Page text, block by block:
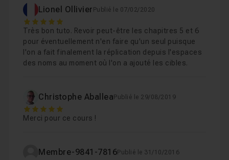
questions !
Remarque : Les vidéos sont tournées sur un iMac 5K
donc pour votre confort oculaire, je vous recommande
de visualiser ces vidéos sur un écran d'ordinateur. En
d'optimiser la bande passante des serveurs mais
également des clients. Il est tout à fait possible de les
visualiser sur une tablette ou sur un smartphone mais les
travaillerons sur plusieurs machines virtuelles, je n'ai pas
Chapitre 8 : Conclusion 05m04
Lionel Ollivier Publié le 07/02/2020
5
Très bon tuto. Revoir peut-être les chapitres 5 et 6
pour éventuellement n'en faire qu'un seul puisque
l'on a fait finalement la réplication depuis l'espaces
des noms au moment où l'on a ajouté les cibles.
Christophe Aballea Publié le 29/08/2019
5
Merci pour ce cours !
Membre-9841-7816Publié le 31/10/2016